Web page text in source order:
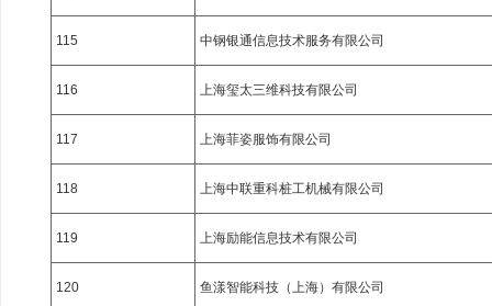
115 中钢银通信息技术服务有限公司
116 上海玺太三维科技有限公司
117 上海菲姿服饰有限公司
118 上海中联重科桩工机械有限公司
119 上海励能信息技术有限公司
120 鱼漾智能科技（上海）有限公司